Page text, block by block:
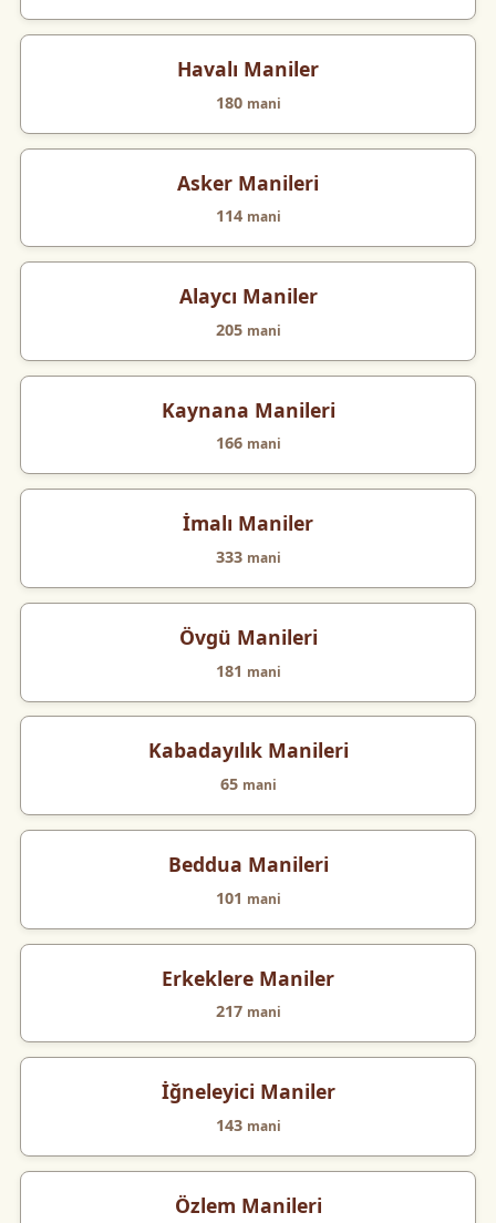
Havalı Maniler
180 mani
Asker Manileri
114 mani
Alaycı Maniler
205 mani
Kaynana Manileri
166 mani
İmalı Maniler
333 mani
Övgü Manileri
181 mani
Kabadayılık Manileri
65 mani
Beddua Manileri
101 mani
Erkeklere Maniler
217 mani
İğneleyici Maniler
143 mani
Özlem Manileri